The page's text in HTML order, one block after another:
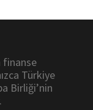
finanse
Türkiye
Birliği’nin